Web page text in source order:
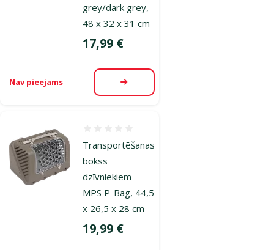
grey/dark grey,
48 x 32 x 31 cm
Cena
17,99 €
Nav pieejams Apskatīt
Transportēšanas
bokss
dzīvniekiem –
MPS P-Bag, 44,5
x 26,5 x 28 cm
Cena
19,99 €